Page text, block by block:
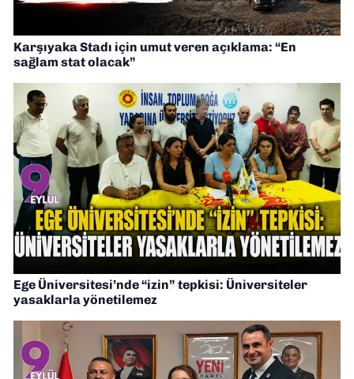
Karşıyaka Stadı için umut veren açıklama: “En
sağlam stat olacak”
Ege Üniversitesi’nde “izin” tepkisi: Üniversiteler
yasaklarla yönetilemez